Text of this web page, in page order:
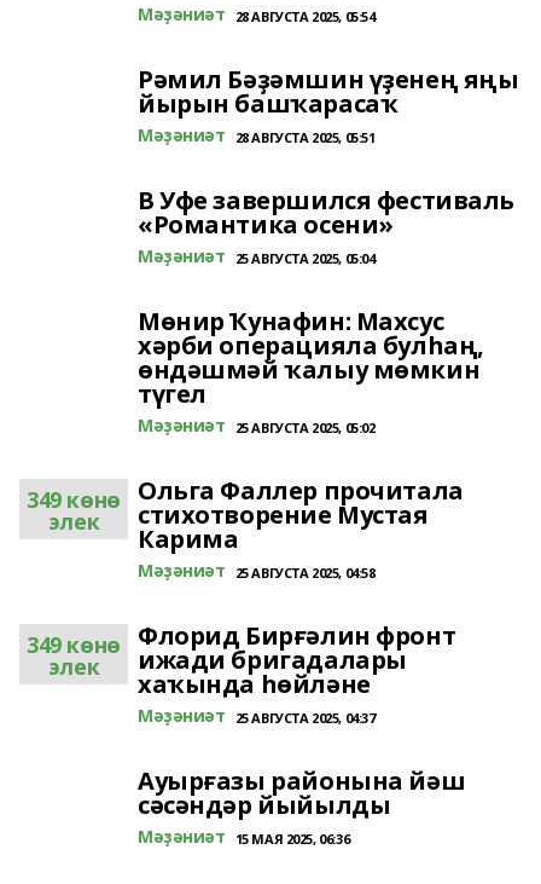
Мәҙәниәт 28 АВГУСТА 2025, 05:54
Рәмил Бәҙәмшин үҙенең яңы
йырын башҡарасаҡ
Мәҙәниәт 28 АВГУСТА 2025, 05:51
В Уфе завершился фестиваль
«Романтика осени»
Мәҙәниәт 25 АВГУСТА 2025, 05:04
Мөнир Ҡунафин: Махсус
хәрби операцияла булһаң,
өндәшмәй ҡалыу мөмкин
түгел
Мәҙәниәт 25 АВГУСТА 2025, 05:02
349 көнө
элек
Ольга Фаллер прочитала
стихотворение Мустая
Карима
Мәҙәниәт 25 АВГУСТА 2025, 04:58
349 көнө
элек
Флорид Бирғәлин фронт
ижади бригадалары
хаҡында һөйләне
Мәҙәниәт 25 АВГУСТА 2025, 04:37
Ауырғазы районына йәш
сәсәндәр йыйылды
Мәҙәниәт 15 МАЯ 2025, 06:36